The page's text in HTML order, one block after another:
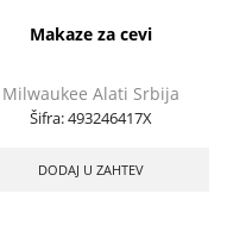
Makaze za cevi
Milwaukee Alati Srbija
Šifra:493246417X
DODAJ U ZAHTEV